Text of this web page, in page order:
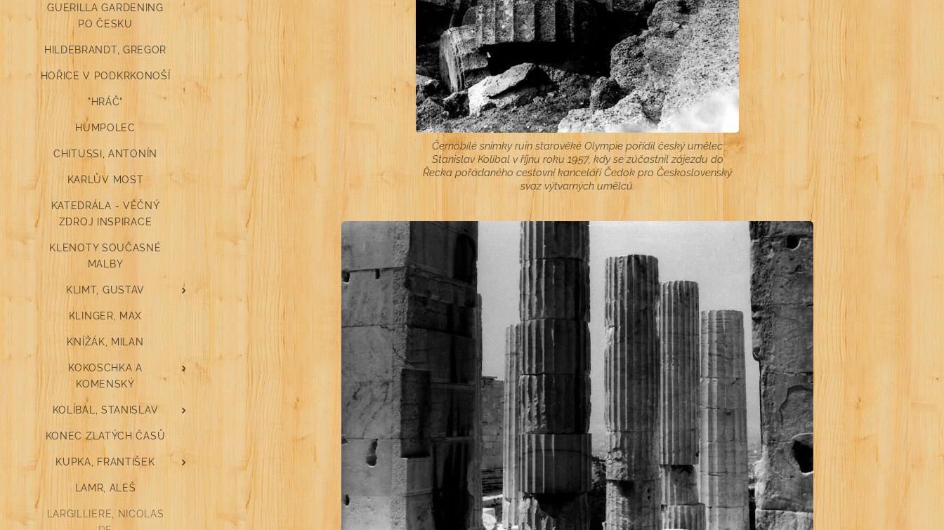
GUERILLA GARDENING
PO ČESKU
HILDEBRANDT, GREGOR
HOŘICE V PODKRKONOŠÍ
"HRÁČ"
HUMPOLEC
CHITUSSI, ANTONÍN
KARLŮV MOST
KATEDRÁLA - VĚČNÝ
ZDROJ INSPIRACE
KLENOTY SOUČASNÉ
MALBY
KLIMT, GUSTAV
KLINGER, MAX
KNÍŽÁK, MILAN
KOKOSCHKA A
KOMENSKÝ
KOLÍBAL, STANISLAV
KONEC ZLATÝCH ČASŮ
KUPKA, FRANTIŠEK
LAMR, ALEŠ
LARGILLIERE, NICOLAS
Černobílé snímky ruin starověké Olympie pořídil český umělec
Stanislav Kolíbal v říjnu roku 1957, kdy se zúčastnil zájezdu do
Řecka pořádaného cestovní kanceláří Čedok pro Československý
svaz výtvarných umělců.